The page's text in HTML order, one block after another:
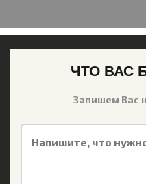
ЧТО ВАС
Запишем Вас
Напишите, что